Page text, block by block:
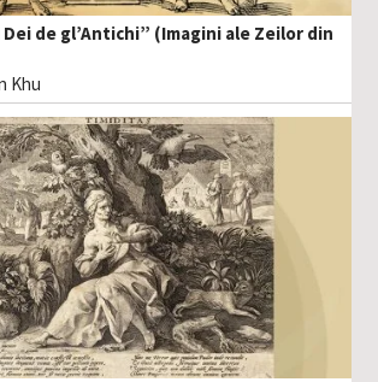
de gl’Antichi” (Imagini ale Zeilor din
Khu